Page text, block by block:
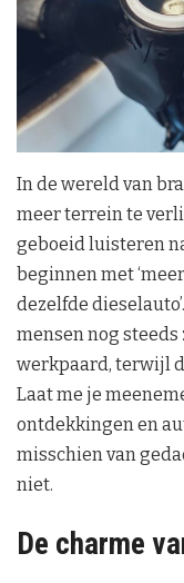
In de wereld van
meer terrein te
geboeid luisteren
beginnen met
dezelfde
mensen nog
werkpaard, terwijl
Laat me je
ontdekkingen en
misschien van
niet.
De charme